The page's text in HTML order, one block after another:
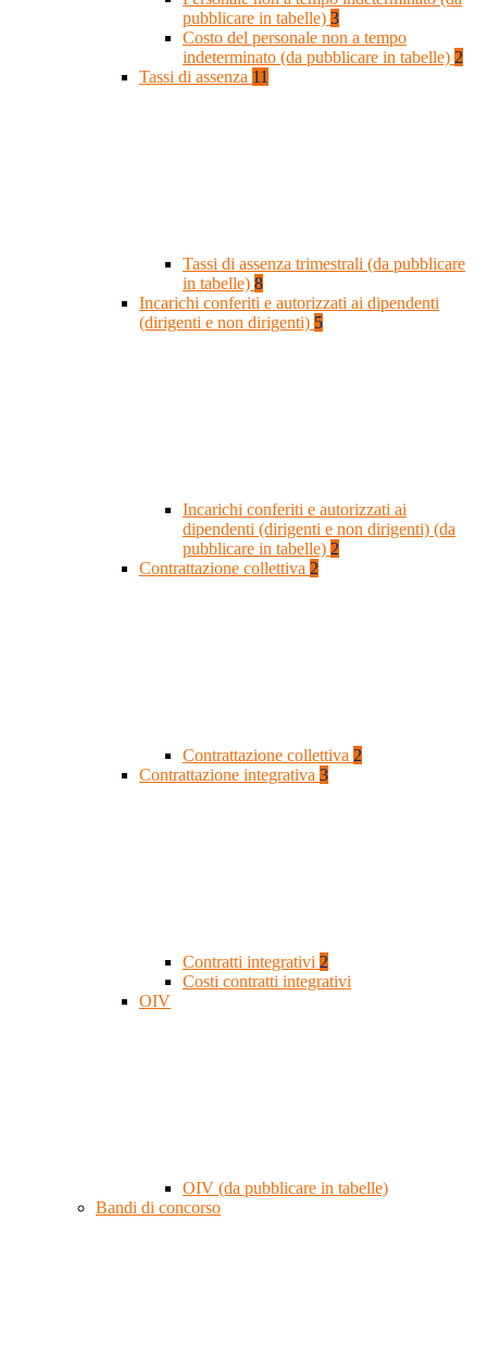
pubblicare in tabelle) 3
Costo del personale non a tempo
indeterminato (da pubblicare in tabelle) 2
Tassi di assenza 11
Tassi di assenza trimestrali (da pubblicare
in tabelle) 8
Incarichi conferiti e autorizzati ai dipendenti
(dirigenti e non dirigenti) 5
Incarichi conferiti e autorizzati ai
dipendenti (dirigenti e non dirigenti) (da
pubblicare in tabelle) 2
Contrattazione collettiva 2
Contrattazione collettiva 2
Contrattazione integrativa 3
Contratti integrativi 2
Costi contratti integrativi
OIV
OIV (da pubblicare in tabelle)
Bandi di concorso